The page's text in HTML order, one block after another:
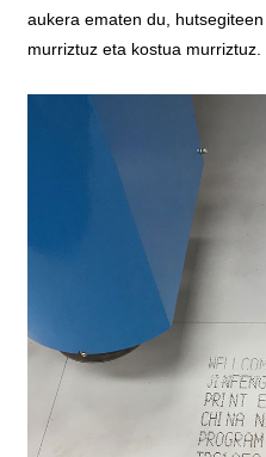
aukera ematen du,
murriztuz eta kostua murriztuz.